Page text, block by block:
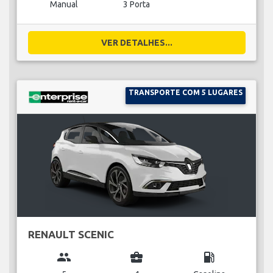
Manual 3 Porta
VER DETALHES...
TRANSPORTE COM 5 LUGARES
RENAULT SCENIC
group business_center local_gas_station